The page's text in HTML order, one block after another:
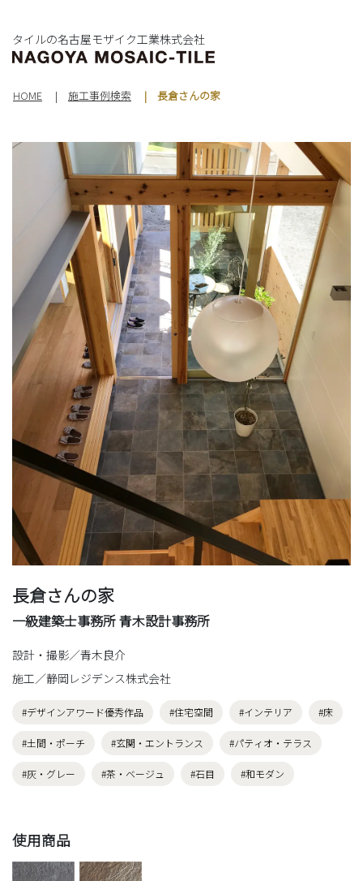
タイルの名古屋モザイク工業株式会社
HOME 施工事例検索 長倉さんの家
長倉さんの家
一級建築士事務所 青木設計事務所
設計・撮影／青木良介
施工／静岡レジデンス株式会社
#デザインアワード優秀作品 #住宅空間 #インテリア #床
#土間・ポーチ #玄関・エントランス #パティオ・テラス
#灰・グレー #茶・ベージュ #石目 #和モダン
使用商品